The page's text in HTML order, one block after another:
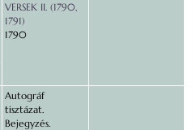
VERSEK II. (1790,
1791)
1790
Autográf
tisztázat.
Bejegyzés.